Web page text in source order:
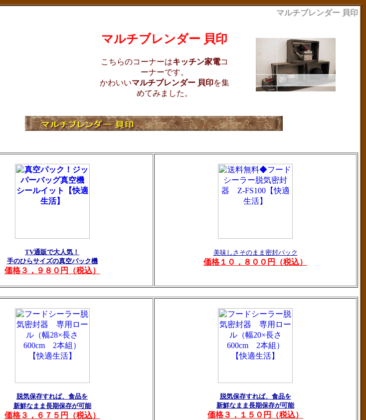
マルチブレンダー 貝印
マルチブレンダー 貝印
こちらのコーナーはキッチン家電コ
ーナーです。
かわいいマルチブレンダー 貝印を集
めてみました。
TV通販で大人気！
手のひらサイズの真空パック機
価格３，９８０円（税込）
美味しさそのまま密封パック
価格１０，８００円（税込）
脱気保存すれば、食品を
新鮮なまま長期保存が可能
価格３，６７５円（税込）
脱気保存すれば、食品を
新鮮なまま長期保存が可能
価格３，１５０円（税込）